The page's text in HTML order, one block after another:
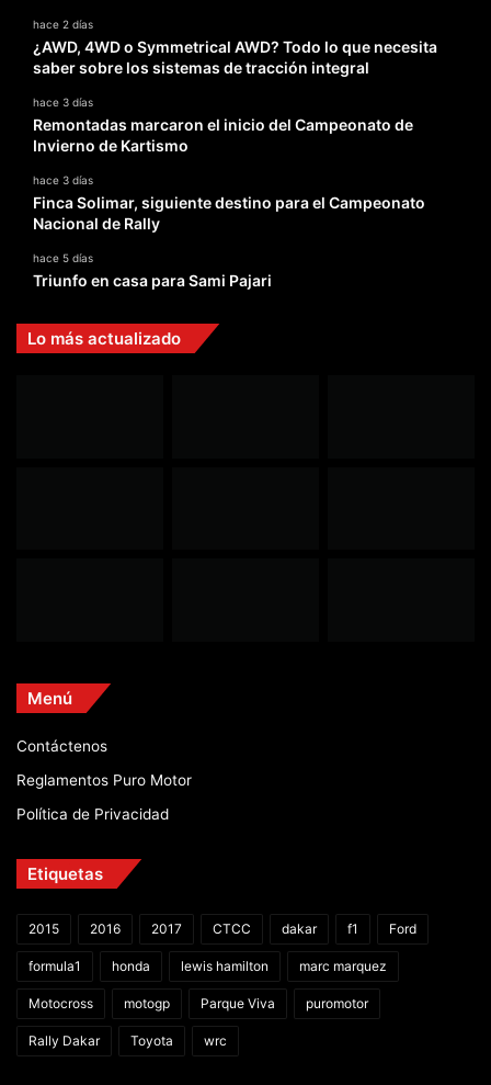
hace 2 días
¿AWD, 4WD o Symmetrical AWD? Todo lo que necesita
saber sobre los sistemas de tracción integral
hace 3 días
Remontadas marcaron el inicio del Campeonato de
Invierno de Kartismo
hace 3 días
Finca Solimar, siguiente destino para el Campeonato
Nacional de Rally
hace 5 días
Triunfo en casa para Sami Pajari
Lo más actualizado
Menú
Contáctenos
Reglamentos Puro Motor
Política de Privacidad
Etiquetas
2015 2016 2017 CTCC dakar f1 Ford
formula1 honda lewis hamilton marc marquez
Motocross motogp Parque Viva puromotor
Rally Dakar Toyota wrc